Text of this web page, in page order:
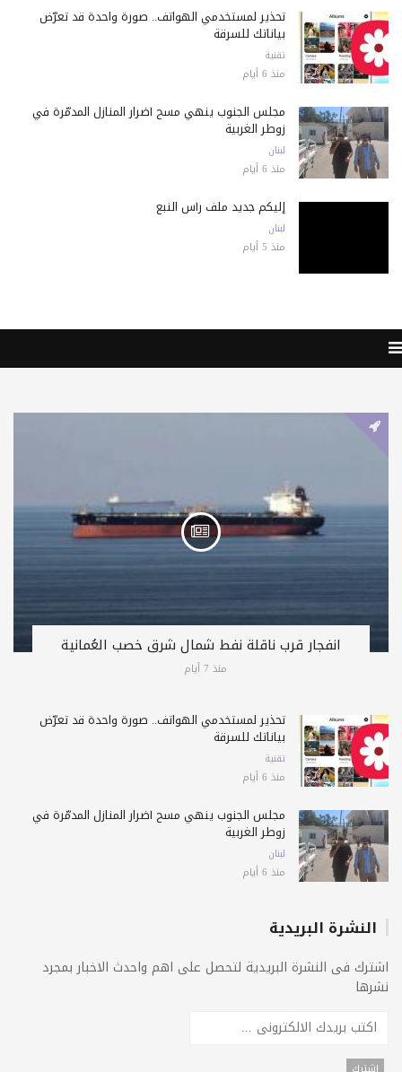
تحذير لمستخدمي الهواتف.. صورة واحدة قد تعرّض
بياناتك للسرقة
تقنية
منذ 6 أيام
مجلس الجنوب ينهي مسح أضرار المنازل المدمّرة في
زوطر الغربية
لبنان
منذ 6 أيام
إليكم جديد ملف رأس النبع
لبنان
منذ 5 أيام
انفجار قرب ناقلة نفط شمال شرق خصب العُمانية
منذ 7 أيام
تحذير لمستخدمي الهواتف.. صورة واحدة قد تعرّض
بياناتك للسرقة
تقنية
منذ 6 أيام
مجلس الجنوب ينهي مسح أضرار المنازل المدمّرة في
زوطر الغربية
لبنان
منذ 6 أيام
النشرة البريدية
اشترك فى النشرة البريدية لتحصل على اهم واحدث الاخبار بمجرد
نشرها